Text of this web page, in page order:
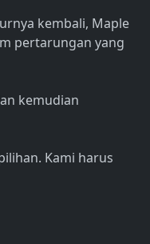
kembali, Maple
pertarungan yang
kemudian
Kami harus